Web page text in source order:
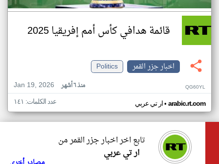
قائمة هدافي كأس أمم إفريقيا 2025
اخبار جزر القمر
Politics
Jan 19, 2026
منذ ٦ أشهر QG60YL
ار تي عربي• arabic.rt.com عدد الكلمات: ١٤١
تابع اخر اخبار جزر القمر من
ار تي عربي